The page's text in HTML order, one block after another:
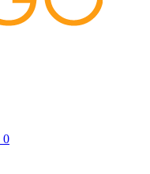
0